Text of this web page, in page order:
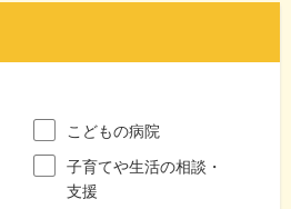
こどもの病院
子育てや生活の相談・
支援